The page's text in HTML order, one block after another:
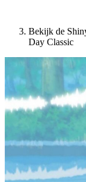
Bekijk de
Day Classic